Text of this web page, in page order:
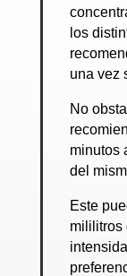
los
una vez
No
minutos
del
Este
mililitros